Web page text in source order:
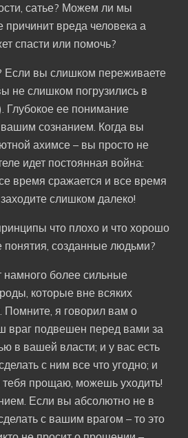
сатье? Можем ли мы
причинит вреда человека а
спасти или помочь?
Если вы слишком переживаете
не слишком погрузились в
Глубокое ее понимание
вашим сознанием. Когда вы
ахимсе – вы просто не
идет постоянная война:
время сражается и все время
слишком далеко!
что плохо и что хорошо
понятия, созданные людьми?
намного более сильные
которые вне всяких
Помните, я говорил вам о
враг подвешен перед вами за
в вашей власти; и у вас есть
с ним все что угодно; и
тебя прощаю, можешь уходить!
Если вы абсолютно не в
с вашим врагом – то это